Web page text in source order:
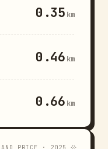
0.35 km
0.46 km
0.66 km